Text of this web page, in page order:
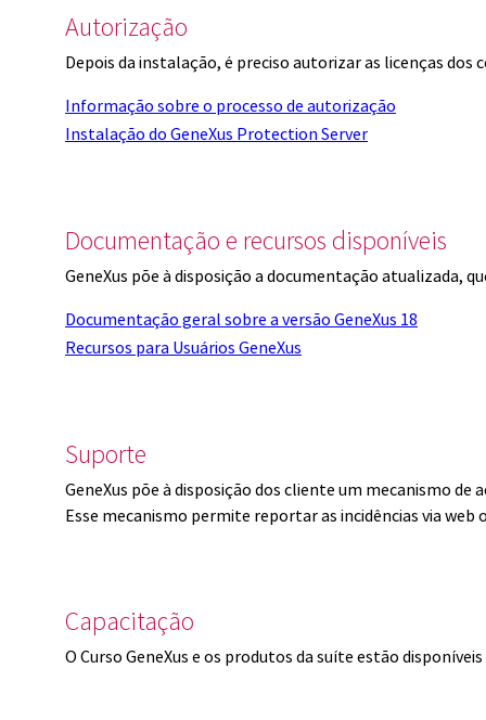
Autorização
Depois da instalação, é preciso autorizar as licenças dos
Informação sobre o processo de autorização
Instalação do GeneXus Protection Server
Documentação e recursos disponíveis
GeneXus põe à disposição a documentação atualizada,
Documentação geral sobre a versão GeneXus 18
Recursos para Usuários GeneXus
Suporte
GeneXus põe à disposição dos cliente um mecanismo de
Esse mecanismo permite reportar as incidências via
Capacitação
O Curso GeneXus e os produtos da suíte estão